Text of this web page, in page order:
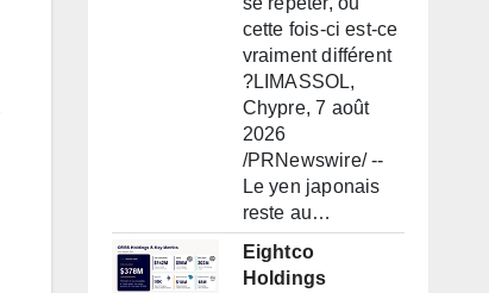
cette fois-ci est-ce
vraiment différent
?LIMASSOL,
Chypre, 7 août
2026
/PRNewswire/ --
Le yen japonais
reste au…
Eightco
Holdings